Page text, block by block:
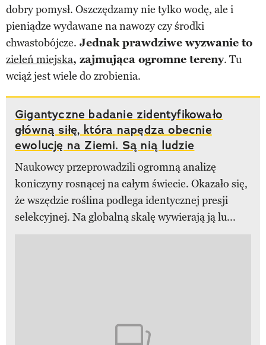
dobry pomysł. Oszczędzamy nie tylko wodę, ale i
pieniądze wydawane na nawozy czy środki
chwastobójcze. Jednak prawdziwe wyzwanie to
zieleń miejska, zajmująca ogromne tereny. Tu
wciąż jest wiele do zrobienia.
Gigantyczne badanie zidentyfikowało
główną siłę, która napędza obecnie
ewolucję na Ziemi. Są nią ludzie
Naukowcy przeprowadzili ogromną analizę
koniczyny rosnącej na całym świecie. Okazało się,
że wszędzie roślina podlega identycznej presji
selekcyjnej. Na globalną skalę wywierają ją lu...